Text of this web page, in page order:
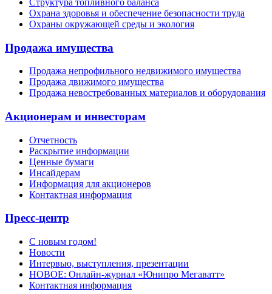
Охрана здоровья и обеспечение безопасности труда
Охраны окружающей среды и экология
Продажа имущества
Продажа непрофильного недвижимого имущества
Продажа движимого имущества
Продажа невостребованных материалов и оборудования
Акционерам и инвесторам
Отчетность
Раскрытие информации
Ценные бумаги
Инсайдерам
Информация для акционеров
Контактная информация
Пресс-центр
С новым годом!
Новости
Интервью, выступления, презентации
НОВОЕ: Онлайн-журнал «Юнипро Мегаватт»
Контактная информация